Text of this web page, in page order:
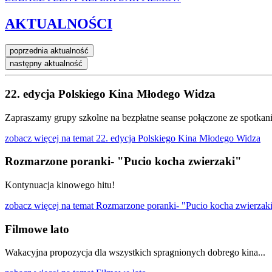
AKTUALNOŚCI
poprzednia aktualność
następny aktualność
22. edycja Polskiego Kina Młodego Widza
Zapraszamy grupy szkolne na bezpłatne seanse połączone ze
zobacz więcej na temat 22. edycja Polskiego Kina Młodego Widza
Rozmarzone poranki- "Pucio kocha zwierzaki"
Kontynuacja kinowego hitu!
zobacz więcej na temat Rozmarzone poranki- "Pucio kocha
Filmowe lato
Wakacyjna propozycja dla wszystkich spragnionych dobrego kina...